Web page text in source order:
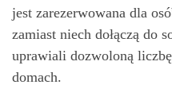
jest zarezerwowana dla
zamiast niech dołączą do
uprawiali dozwoloną
domach.